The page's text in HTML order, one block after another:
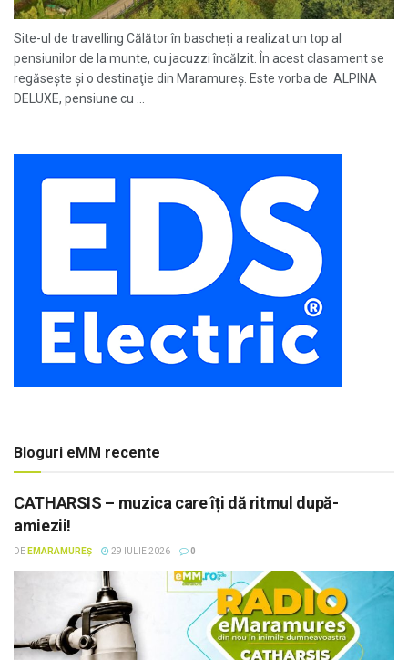
Site-ul de travelling Călător în bascheți a realizat un top al
pensiunilor de la munte, cu jacuzzi încălzit. În acest clasament se
regăseşte şi o destinaţie din Maramureș. Este vorba de ALPINA
DELUXE, pensiune cu ...
Bloguri eMM recente
CATHARSIS – muzica care îți dă ritmul după-
amiezii!
DE EMARAMUREȘ 29 IULIE 2026 0